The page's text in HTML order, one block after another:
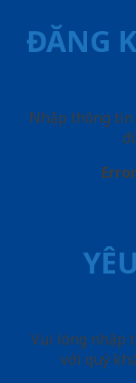
ĐĂNG
Nhập thông
Vui lòng nhập
với quý